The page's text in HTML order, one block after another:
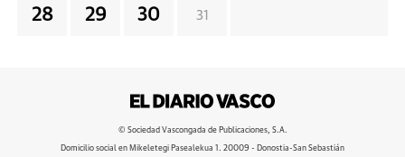
28 29 30 31
© Sociedad Vascongada de Publicaciones, S.A.
Domicilio social en Mikeletegi Pasealekua 1. 20009 - Donostia-San Sebastián